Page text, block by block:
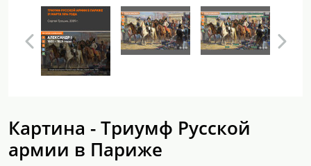
Картина - Триумф Русской
армии в Париже